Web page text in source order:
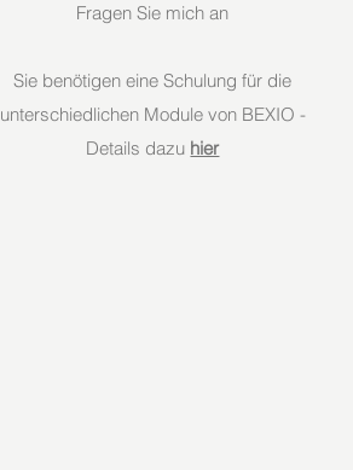
Fragen Sie mich an
Sie benötigen eine Schulung für die
unterschiedlichen Module von BEXIO -
Details dazu hier